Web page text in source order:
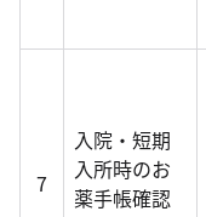
7
入院・短期
入所時のお
薬手帳確認